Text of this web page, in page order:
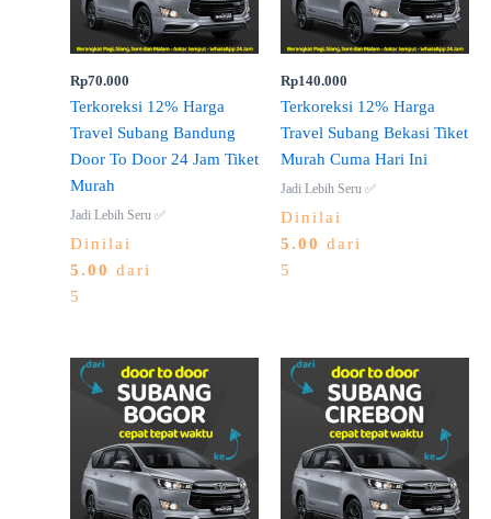
Rp70.000
Terkoreksi 12% Harga
Travel Subang Bandung
Door To Door 24 Jam Tiket
Murah
Jadi Lebih Seru ✅
Dinilai
5.00 dari
5
Rp140.000
Terkoreksi 12% Harga
Travel Subang Bekasi Tiket
Murah Cuma Hari Ini
Jadi Lebih Seru ✅
Dinilai
5.00 dari
5